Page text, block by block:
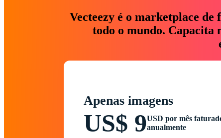
Vecteezy é o marketplace de
todo o mundo. Capacita
Apenas imagens
US$ 9USD por mês
anualmente